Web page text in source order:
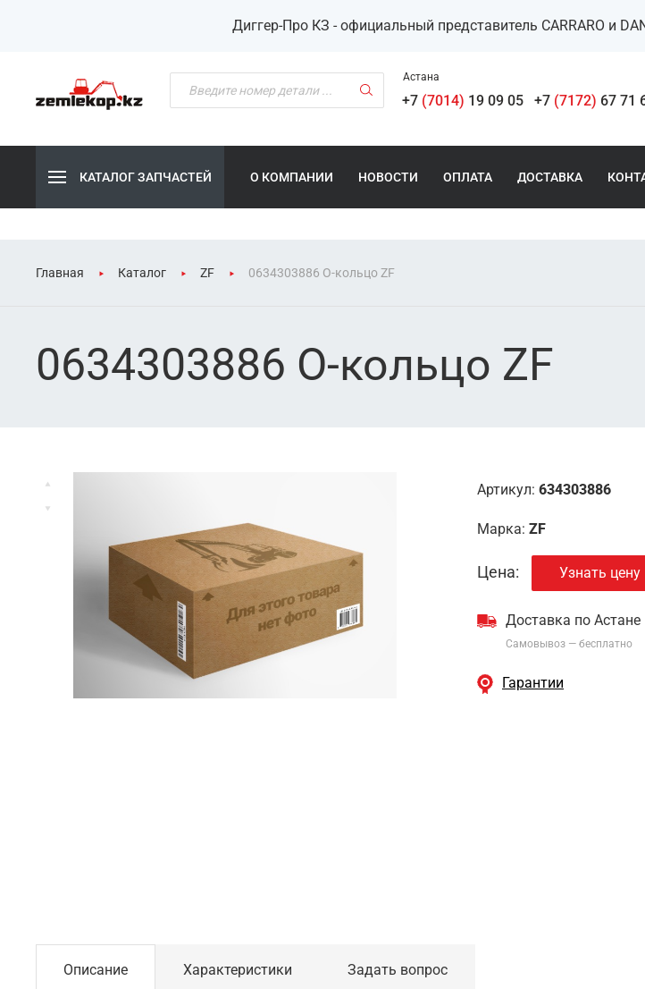
Диггер-Про КЗ - официальный представитель CARRARO и
Астана
+7 (7014) 19 09 05 +7 (7172) 67 71
КАТАЛОГ ЗАПЧАСТЕЙ О КОМПАНИИ НОВОСТИ ОПЛАТА ДОСТАВКА
Главная Каталог ZF 0634303886 О-кольцо ZF
0634303886 О-кольцо ZF
Артикул: 634303886
Марка: ZF
Цена: Узнать цену
Доставка по Астане
Самовывоз — бесплатно
Гарантии
Описание Характеристики Задать вопрос